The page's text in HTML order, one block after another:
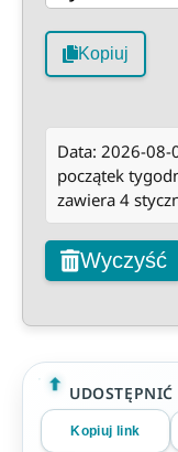
Kopiuj
Data: 2026-
początek
zawiera 4
Wyczyść
UDOSTĘPNIĆ
Kopiuj link